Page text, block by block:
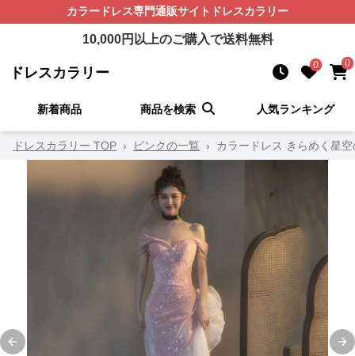
カラードレス専門通販サイト ドレスカラリー
10,000円以上のご購入で送料無料
ドレスカラリー 0 0
新着商品 商品を検索 人気ランキング
ドレスカラリー TOP › ピンクの一覧 › カラードレス きらめく星
Previous slide